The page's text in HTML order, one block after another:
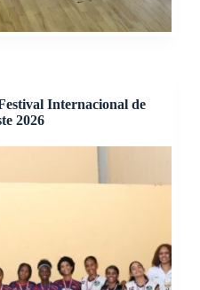
Internacional de
2026